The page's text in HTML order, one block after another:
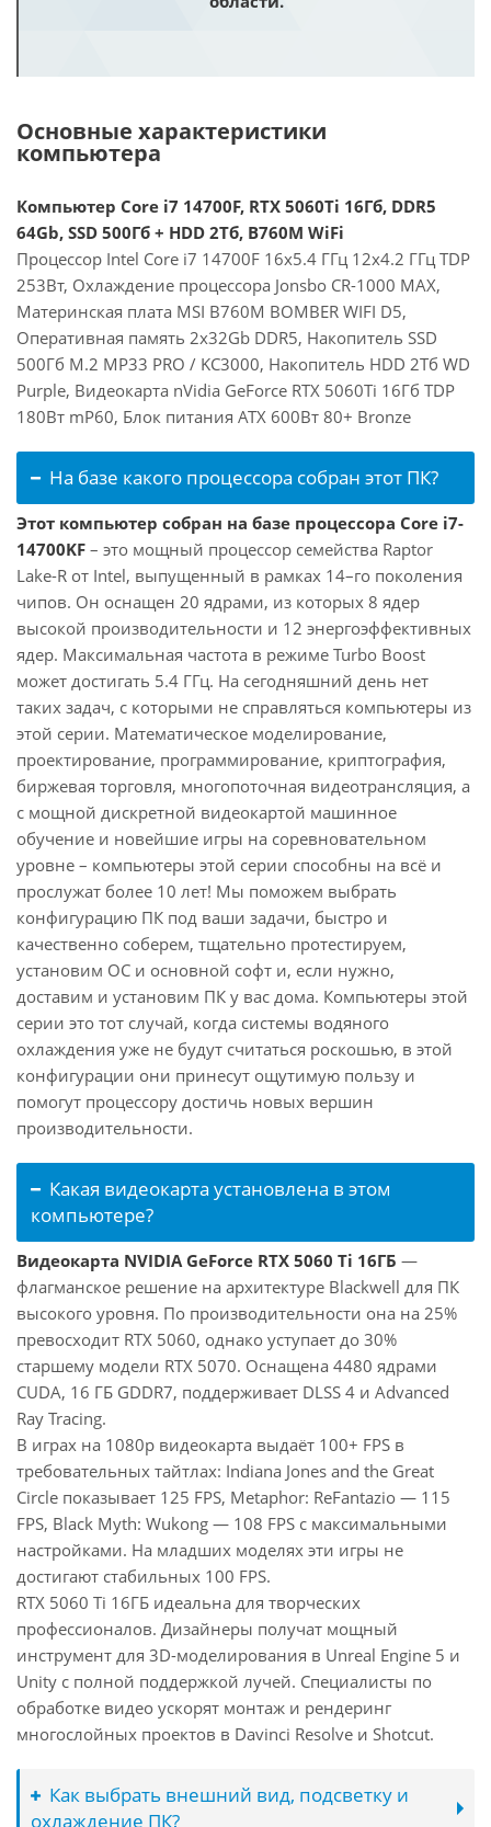
Основные характеристики
компьютера
Компьютер Core i7 14700F, RTX 5060Ti 16Гб, DDR5
64Gb, SSD 500Гб + HDD 2Тб, B760M WiFi
Процессор Intel Core i7 14700F 16x5.4 ГГц 12x4.2 ГГц TDP
253Вт, Охлаждение процессора Jonsbo CR-1000 MAX,
Материнская плата MSI B760M BOMBER WIFI D5,
Оперативная память 2x32Gb DDR5, Накопитель SSD
500Гб M.2 MP33 PRO / KC3000, Накопитель HDD 2Тб WD
Purple, Видеокарта nVidia GeForce RTX 5060Ti 16Гб TDP
180Вт mP60, Блок питания ATX 600Вт 80+ Bronze
На базе какого процессора собран этот ПК?
Этот компьютер собран на базе процессора Core i7-
14700KF – это мощный процессор семейства Raptor
Lake-R от Intel, выпущенный в рамках 14–го поколения
чипов. Он оснащен 20 ядрами, из которых 8 ядер
высокой производительности и 12 энергоэффективных
ядер. Максимальная частота в режиме Turbo Boost
может достигать 5.4 ГГц. На сегодняшний день нет
таких задач, с которыми не справляться компьютеры из
этой серии. Математическое моделирование,
проектирование, программирование, криптография,
биржевая торговля, многопоточная видеотрансляция, а
с мощной дискретной видеокартой машинное
обучение и новейшие игры на соревновательном
уровне – компьютеры этой серии способны на всё и
прослужат более 10 лет! Мы поможем выбрать
конфигурацию ПК под ваши задачи, быстро и
качественно соберем, тщательно протестируем,
установим ОС и основной софт и, если нужно,
доставим и установим ПК у вас дома. Компьютеры этой
серии это тот случай, когда системы водяного
охлаждения уже не будут считаться роскошью, в этой
конфигурации они принесут ощутимую пользу и
помогут процессору достичь новых вершин
производительности.
Какая видеокарта установлена в этом
компьютере?
Видеокарта NVIDIA GeForce RTX 5060 Ti 16ГБ —
флагманское решение на архитектуре Blackwell для ПК
высокого уровня. По производительности она на 25%
превосходит RTX 5060, однако уступает до 30%
старшему модели RTX 5070. Оснащена 4480 ядрами
CUDA, 16 ГБ GDDR7, поддерживает DLSS 4 и Advanced
Ray Tracing.
В играх на 1080p видеокарта выдаёт 100+ FPS в
требовательных тайтлах: Indiana Jones and the Great
Circle показывает 125 FPS, Metaphor: ReFantazio — 115
FPS, Black Myth: Wukong — 108 FPS с максимальными
настройками. На младших моделях эти игры не
достигают стабильных 100 FPS.
RTX 5060 Ti 16ГБ идеальна для творческих
профессионалов. Дизайнеры получат мощный
инструмент для 3D-моделирования в Unreal Engine 5 и
Unity с полной поддержкой лучей. Специалисты по
обработке видео ускорят монтаж и рендеринг
многослойных проектов в Davinci Resolve и Shotcut.
Как выбрать внешний вид, подсветку и
охлаждение ПК?